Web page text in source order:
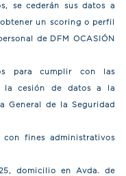
se cederán sus datos a
un scoring o perfil
de DFM OCASIÓN
para cumplir con las
la cesión de datos a la
General de la Seguridad
fines administrativos
domicilio en Avda. de